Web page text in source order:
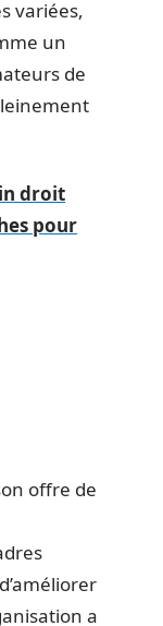
variées,
un
de
droit
pour
offre de
a